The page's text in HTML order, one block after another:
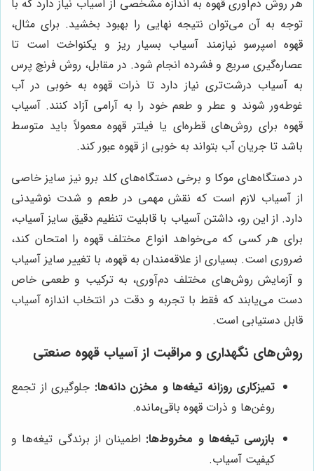
هر روش دم‌آوری قهوه به اندازه مشخصی از آسیاب نیاز دارد که با
توجه به آن می‌توان نتیجه نهایی را بهبود بخشید. برای مثال،
قهوه اسپرسو نیازمند آسیاب بسیار ریز و یکنواخت است تا
عصاره‌گیری سریع و فشرده انجام شود. در مقابل، روش فرنچ پرس
به آسیاب درشت‌تری نیاز دارد تا ذرات قهوه به خوبی در آب
غوطه‌ور شوند و عطر و طعم خود را به آرامی آزاد کنند. آسیاب
قهوه برای روش‌های قطره‌ای یا فیلتر قهوه معمولاً باید متوسط
باشد تا جریان آب بتواند به خوبی از قهوه عبور کند.
در دستگاه‌های موکا و برخی دستگاه‌های کلد برو نیز سایز خاصی
از آسیاب لازم است که نقش مهمی در طعم و شدت نوشیدنی
دارد. از این رو، داشتن آسیاب با قابلیت تنظیم دقیق سایز آسیاب،
برای هر کسی که می‌خواهد انواع مختلف قهوه را امتحان کند،
ضروری است. بسیاری از علاقه‌مندان به قهوه، با تغییر سایز آسیاب
و آزمایش روش‌های مختلف دم‌آوری، به ترکیب و طعمی خاص
دست می‌یابند که فقط با تجربه و دقت در انتخاب اندازه آسیاب
قابل دستیابی است.
روش‌های نگهداری و مراقبت از آسیاب قهوه صنعتی
تمیزکاری روزانه تیغه‌ها و مخزن دانه‌ها: جلوگیری از تجمع
روغن‌ها و ذرات قهوه باقی‌مانده.
بازرسی تیغه‌ها و مخروط‌ها: اطمینان از برندگی تیغه‌ها و
کیفیت آسیاب.